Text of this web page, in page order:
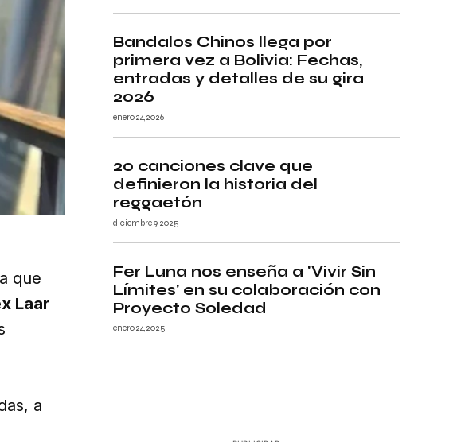
que
Laar
a
Bandalos Chinos llega por
primera vez a Bolivia: Fechas,
entradas y detalles de su gira
2026
enero 24, 2026
20 canciones clave que
definieron la historia del
reggaetón
diciembre 9, 2025
Fer Luna nos enseña a 'Vivir Sin
Límites' en su colaboración con
Proyecto Soledad
enero 24, 2025